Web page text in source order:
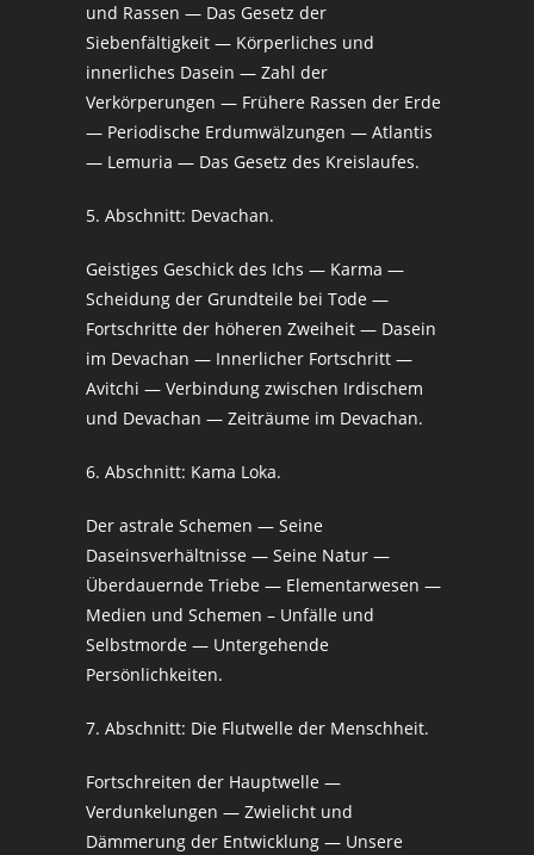
und Rassen — Das Gesetz der
Siebenfältigkeit — Körperliches und
innerliches Dasein — Zahl der
Verkörperungen — Frühere Rassen der Erde
— Periodische Erdumwälzungen — Atlantis
— Lemuria — Das Gesetz des Kreislaufes.
5. Abschnitt: Devachan.
Geistiges Geschick des Ichs — Karma —
Scheidung der Grundteile bei Tode —
Fortschritte der höheren Zweiheit — Dasein
im Devachan — Innerlicher Fortschritt —
Avitchi — Verbindung zwischen Irdischem
und Devachan — Zeiträume im Devachan.
6. Abschnitt: Kama Loka.
Der astrale Schemen — Seine
Daseinsverhältnisse — Seine Natur —
Überdauernde Triebe — Elementarwesen —
Medien und Schemen – Unfälle und
Selbstmorde — Untergehende
Persönlichkeiten.
7. Abschnitt: Die Flutwelle der Menschheit.
Fortschreiten der Hauptwelle —
Verdunkelungen — Zwielicht und
Dämmerung der Entwicklung — Unsere